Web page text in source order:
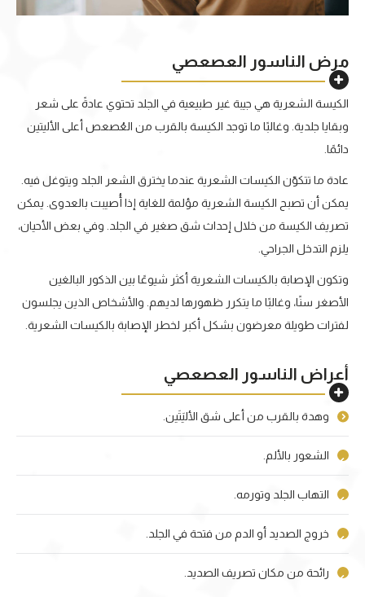
مرض الناسور العصعصي
الكيسة الشعرية هي جيبة غير طبيعية في الجلد تحتوي عادةً على شعر
وبقايا جلدية. وغالبًا ما توجد الكيسة بالقرب من العُصعص أعلى الأليتين
دائمًا.
عادة ما تتكوّن الكيسات الشعرية عندما يخترق الشعر الجلد ويتوغل فيه.
يمكن أن تصبح الكيسة الشعرية مؤلمة للغاية إذا أُصيبت بالعدوى. يمكن
تصريف الكيسة من خلال إحداث شق صغير في الجلد. وفي بعض الأحيان،
يلزم التدخل الجراحي.
وتكون الإصابة بالكيسات الشعرية أكثر شيوعًا بين الذكور البالغين
الأصغر سنًا، وغالبًا ما يتكرر ظهورها لديهم. والأشخاص الذين يجلسون
لفترات طويلة معرضون بشكل أكبر لخطر الإصابة بالكيسات الشعرية.
أعراض الناسور العصعصي
وهدة بالقرب من أعلى شق الأليَتَين.
الشعور بالألم.
التهاب الجلد وتورمه.
خروج الصديد أو الدم من فتحة في الجلد.
رائحة من مكان تصريف الصديد.